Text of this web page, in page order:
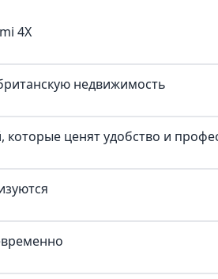
4X
недвижимость
ценят удобство и